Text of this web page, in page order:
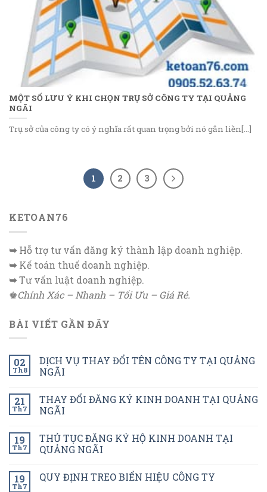
MỘT SỐ LƯU Ý KHI CHỌN TRỤ SỞ CÔNG TY TẠI QUẢNG
NGÃI
Trụ sở của công ty có ý nghĩa rất quan trọng bởi nó gắn liền[...]
1 2 3
KETOAN76
➥Hỗ trợ tư vấn đăng ký thành lập doanh nghiệp.
➥Kế toán thuế doanh nghiệp.
➥Tư vấn luật doanh nghiệp.
♚Chính Xác – Nhanh – Tối Ưu – Giá Rẻ.
BÀI VIẾT GẦN ĐÂY
02
Th8
DỊCH VỤ THAY ĐỔI TÊN CÔNG TY TẠI QUẢNG
NGÃI
21
Th7
THAY ĐỔI ĐĂNG KÝ KINH DOANH TẠI QUẢNG
NGÃI
19
Th7
THỦ TỤC ĐĂNG KÝ HỘ KINH DOANH TẠI
QUẢNG NGÃI
19
Th7
QUY ĐỊNH TREO BIỂN HIỆU CÔNG TY